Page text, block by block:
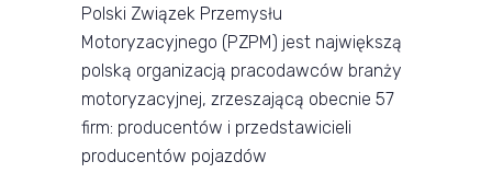
Polski Związek Przemysłu
Motoryzacyjnego (PZPM) jest największą
polską organizacją pracodawców branży
motoryzacyjnej, zrzeszającą obecnie 57
firm: producentów i przedstawicieli
producentów pojazdów